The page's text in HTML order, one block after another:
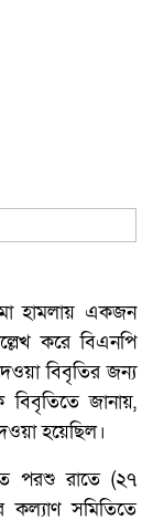
হামলায় একজন
করে বিএনপি
বিবৃতির জন্য
জানায়,
হয়েছিল।
পরশু রাতে (২৭
কল্যাণ সমিতিতে